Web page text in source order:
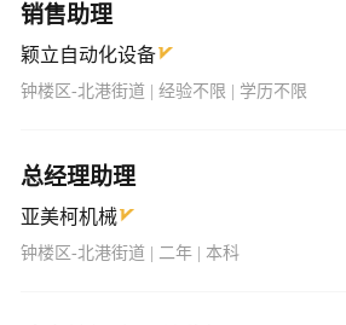
销售助理
颖立自动化设备
钟楼区-北港街道 | 经验不限 | 学历不限
总经理助理
亚美柯机械
钟楼区-北港街道 | 二年 | 本科